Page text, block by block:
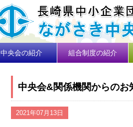
中央会の紹介 組合制度の紹介
中央会&関係機関からのお
2021年07月13日